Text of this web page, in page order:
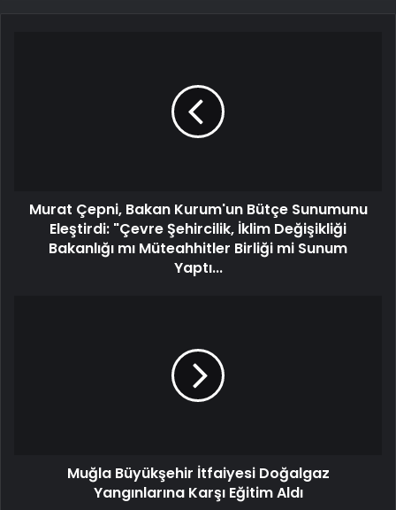
Murat Çepni, Bakan Kurum'un Bütçe Sunumunu
Eleştirdi: "Çevre Şehircilik, İklim Değişikliği
Bakanlığı mı Müteahhitler Birliği mi Sunum
Yaptı...
Muğla Büyükşehir İtfaiyesi Doğalgaz
Yangınlarına Karşı Eğitim Aldı